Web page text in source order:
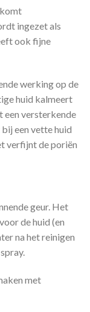
ingezet als
ook fijne
werking op de
huid kalmeert
een versterkende
een vette huid
verfijnt de poriën
geur. Het
de huid (en
na het reinigen
met